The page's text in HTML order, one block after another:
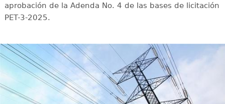
aprobación de la Adenda No. 4 de las bases de licitación
PET-3-2025.